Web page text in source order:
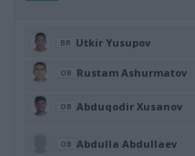
BR Utkir Yusupov
OB Rustam Ashurmatov
OB Abduqodir Xusanov
OB Abdulla Abdullaev